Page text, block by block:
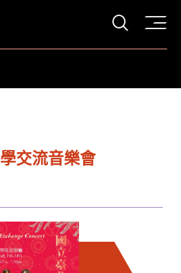
打開
交流音樂會